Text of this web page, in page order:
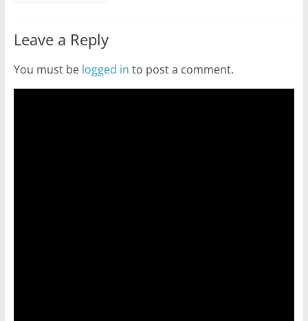
Leave a Reply
You must be logged in to post a comment.